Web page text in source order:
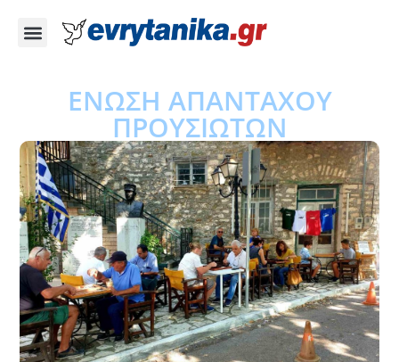
ΕΝΩΣΗ ΑΠΑΝΤΑΧΟΥ
ΠΡΟΥΣΙΩΤΩΝ